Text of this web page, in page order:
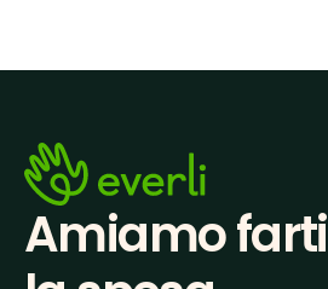
Amiamo farti